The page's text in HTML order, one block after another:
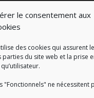
le consentement aux
des cookies qui assurent
parties du site web et la prise
"Fonctionnels" ne nécessitent